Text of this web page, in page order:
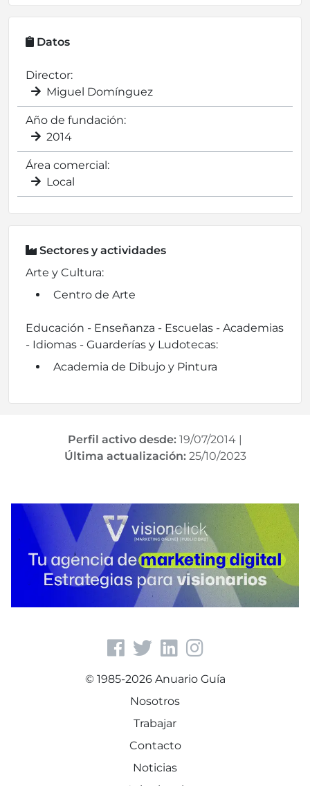
Datos
Director:
Miguel Domínguez
Año de fundación:
2014
Área comercial:
Local
Sectores y actividades
Arte y Cultura:
Centro de Arte
Educación - Enseñanza - Escuelas - Academias
- Idiomas - Guarderías y Ludotecas:
Academia de Dibujo y Pintura
Perfil activo desde: 19/07/2014
Última actualización:25/10/2023
© 1985-2026 Anuario Guía
Nosotros
Trabajar
Contacto
Noticias